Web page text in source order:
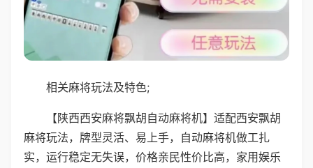
相关麻将玩法及特色;
【陕西西安麻将飘胡自动麻将机】适配西安飘胡
麻将玩法，牌型灵活、易上手，自动麻将机做工扎
实，运行稳定无失误，价格亲民性价比高，家用娱乐